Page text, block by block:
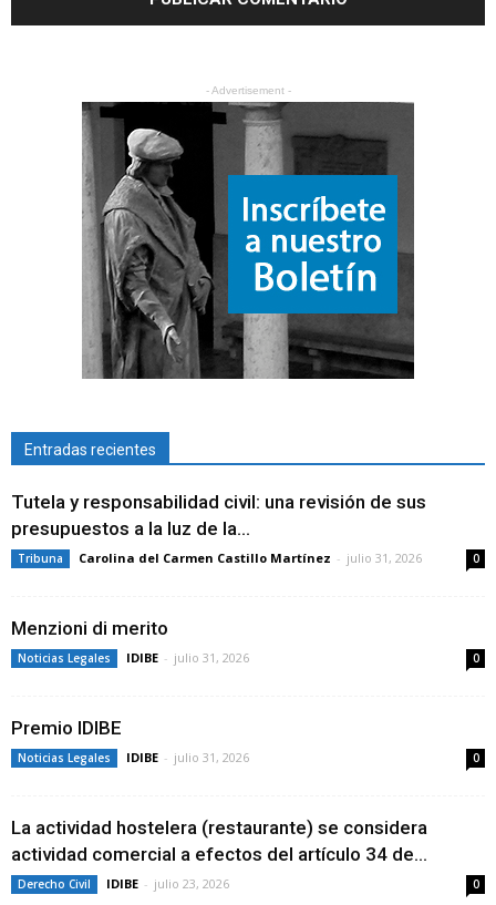
- Advertisement -
Entradas recientes
Tutela y responsabilidad civil: una revisión de sus
presupuestos a la luz de la...
Tribuna Carolina del Carmen Castillo Martínez - julio 31, 2026 0
Menzioni di merito
Noticias Legales IDIBE - julio 31, 2026 0
Premio IDIBE
Noticias Legales IDIBE - julio 31, 2026 0
La actividad hostelera (restaurante) se considera
actividad comercial a efectos del artículo 34 de...
Derecho Civil IDIBE - julio 23, 2026 0